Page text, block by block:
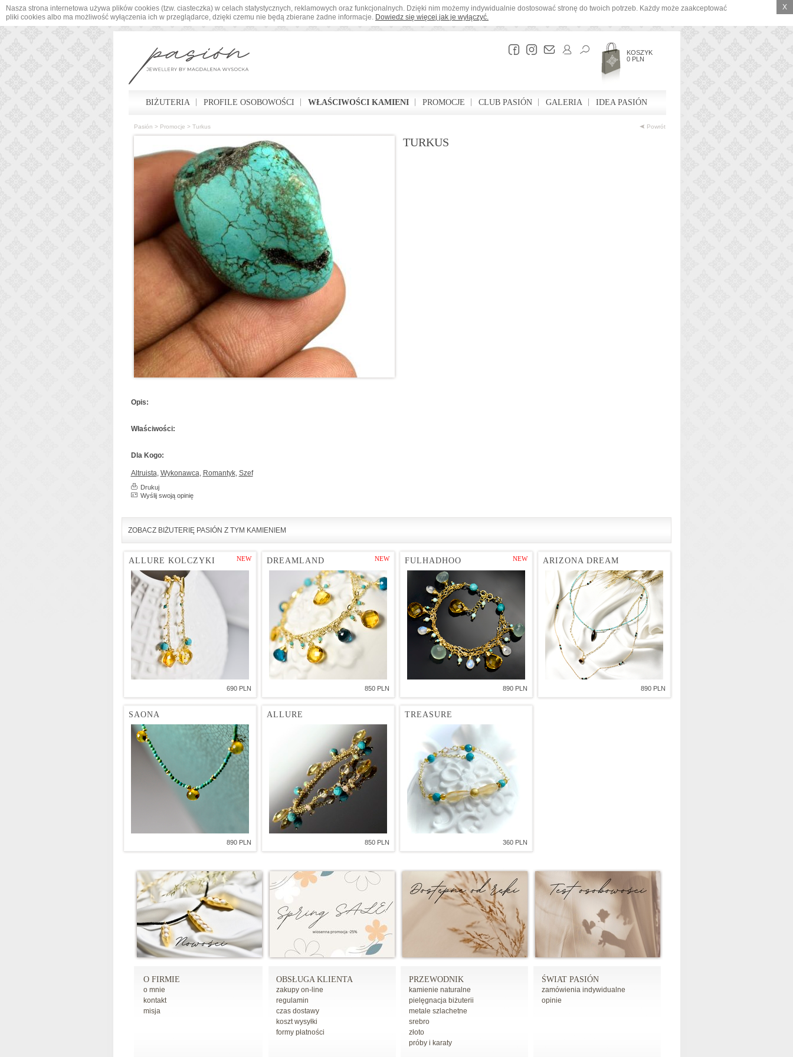
Nasza strona internetowa używa plików cookies (tzw. ciasteczka) w celach statystycznych, reklamowych oraz funkcjonalnych. Dzięki nim możemy indywidualnie dostosować stronę do twoich potrzeb. Każdy może zaakceptować
pliki cookies albo ma możliwość wyłączenia ich w przeglądarce, dzięki czemu nie będą zbierane żadne informacje. Dowiedz się więcej jak je wyłączyć.
X
BIŻUTERIA PROFILE OSOBOWOŚCI WŁAŚCIWOŚCI KAMIENI PROMOCJE CLUB PASIÓN GALERIA IDEA PASIÓN
KOSZYK
0 PLN
Pasión > Promocje > Turkus Powrót
TURKUS
Opis:
Właściwości:
Dla Kogo:
Altruista, Wykonawca, Romantyk, Szef
Drukuj
Wyślij swoją opinię
ZOBACZ BIŻUTERIĘ PASIÓN Z TYM KAMIENIEM
ALLURE KOLCZYKI NEW
690 PLN
DREAMLAND NEW
850 PLN
FULHADHOO NEW
890 PLN
ARIZONA DREAM
890 PLN
SAONA
890 PLN
ALLURE
850 PLN
TREASURE
360 PLN
O FIRMIE
o mnie
kontakt
misja
OBSŁUGA KLIENTA
zakupy on-line
regulamin
czas dostawy
koszt wysyłki
formy płatności
PRZEWODNIK
kamienie naturalne
pielęgnacja biżuterii
metale szlachetne
srebro
złoto
próby i karaty
ŚWIAT PASIÓN
zamówienia indywidualne
opinie